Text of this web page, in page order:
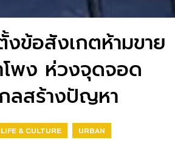
งข้อสังเกตห้ามขาย
พง ห่วงจุดจอด
ลสร้างปัญหา
LIFE & CULTURE URBAN